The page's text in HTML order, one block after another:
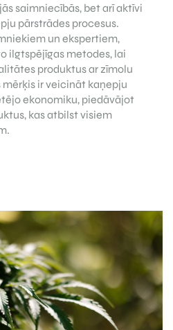
saimniecībās, bet arī aktīvi
pārstrādes procesus.
un ekspertiem,
ilgtspējīgas metodes, lai
produktus ar zīmolu
mērķis ir veicināt kaņepju
ekonomiku, piedāvājot
kas atbilst visiem